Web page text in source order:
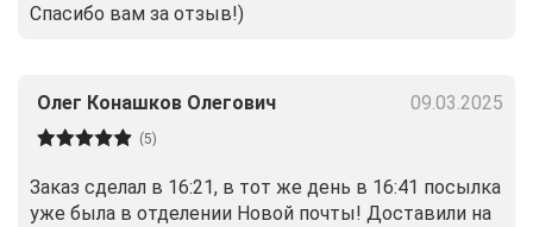
Спасибо вам за отзыв!)
Олег Конашков Олегович 09.03.2025
(5)
Заказ сделал в 16:21, в тот же день в 16:41 посылка
уже была в отделении Новой почты! Доставили на